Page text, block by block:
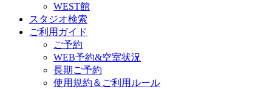
WEST館
スタジオ検索
ご利用ガイド
ご予約
WEB予約&空室状況
長期ご予約
使用規約＆ご利用ルール